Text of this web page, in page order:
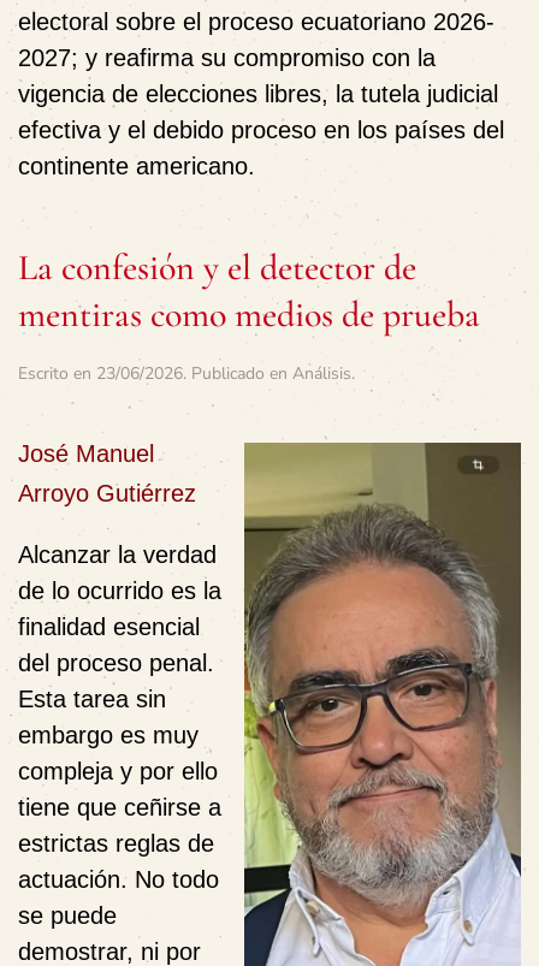
electoral sobre el proceso ecuatoriano 2026-
2027; y reafirma su compromiso con la
vigencia de elecciones libres, la tutela judicial
efectiva y el debido proceso en los países del
continente americano.
La confesión y el detector de
mentiras como medios de prueba
Escrito en 23/06/2026. Publicado en Análisis.
José Manuel
Arroyo Gutiérrez
Alcanzar la verdad
de lo ocurrido es la
finalidad esencial
del proceso penal.
Esta tarea sin
embargo es muy
compleja y por ello
tiene que ceñirse a
estrictas reglas de
actuación. No todo
se puede
demostrar, ni por